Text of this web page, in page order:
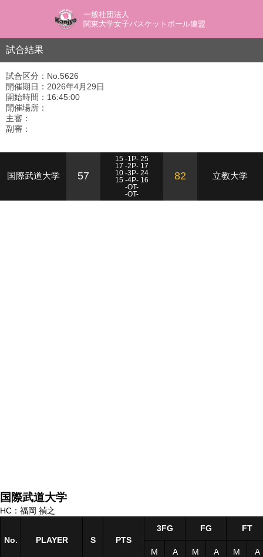
一般社団法人
関東大学女子バスケットボール連盟
試合結果
試合区分：No.5626
開催期日：2026年4月29日
開始時間：16:45:00
開催場所：
主審：
副審：
国際武道大学 57
15 -1P- 25
17 -2P- 17
10 -3P- 24
15 -4P- 16
-OT-
-OT-
82 立教大学
国際武道大学
HC：福岡 禎之
No. PLAYER S
No. PLAYER S PTS
3FG FG FT
M A M A M A